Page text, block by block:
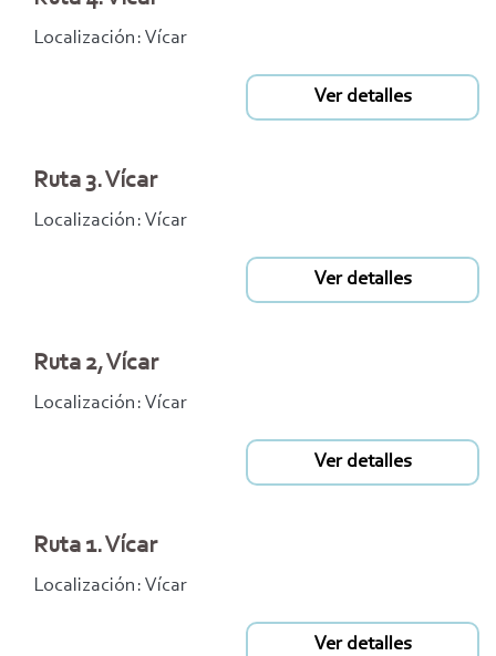
Localización: Vícar
Ver detalles
Ruta 3. Vícar
Localización: Vícar
Ver detalles
Ruta 2, Vícar
Localización: Vícar
Ver detalles
Ruta 1. Vícar
Localización: Vícar
Ver detalles